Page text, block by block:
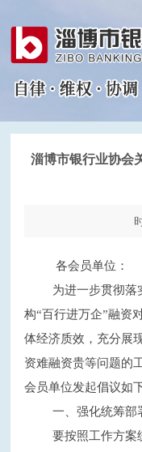
淄博市银行业协会
各会员单位：
为进一步贯彻落
构“百行进万企”融资
体经济质效，充分展
资难融资贵等问题的
会员单位发起倡议如
一、强化统筹部
要按照工作方案